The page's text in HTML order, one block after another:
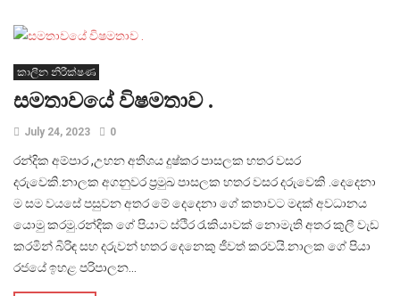
කාලීන නිරීක්ෂණ
සමතාවයේ විෂමතාව .
July 24, 2023 0
රන්දික අම්පාර ,උහන අතිශය දුෂ්කර පාසලක හතර වසර
දරුවෙකි.නාලක අගනුවර ප්‍රමුඛ පාසලක හතර වසර දරුවෙකි .දෙදෙනා
ම සම වයසේ පසුවන අතර මේ දෙදෙනා ගේ කතාවට මදක් අවධානය
යොමු කරමු.රන්දික ගේ පියාට ස්ථිර රැකියාවක් නොමැති අතර කුලී වැඩ
කරමින් බිරිඳ සහ දරුවන් හතර දෙනෙකු ජීවත් කරවයි.නාලක ගේ පියා
රජයේ ඉහළ පරිපාලන...